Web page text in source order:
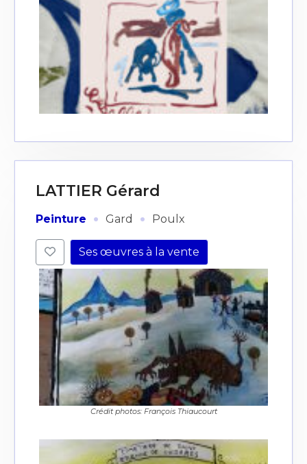
LATTIER Gérard
Peinture · Gard · Poulx
Ses œuvres à la vente
Crédit photos: François Thiaucourt